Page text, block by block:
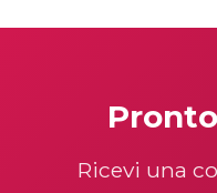
Ricevi una